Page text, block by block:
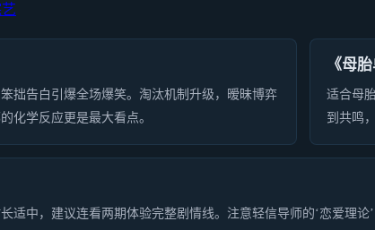
拙告白引爆全场爆笑。淘汰机制升级，暧昧博弈
化学反应更是最大看点。
《母
适合母
到共鸣
适中，建议连看两期体验完整剧情线。注意轻信导师的‘恋爱理论